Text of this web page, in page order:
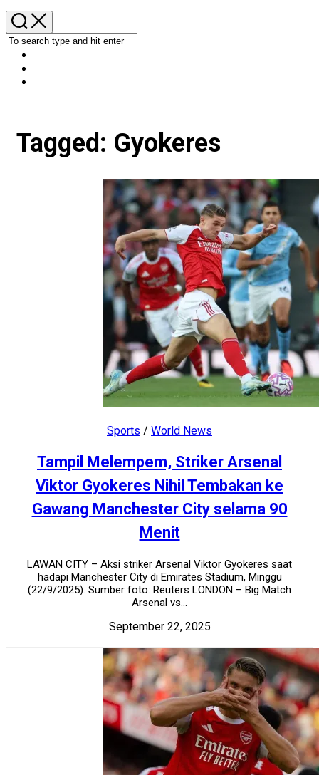
Tagged: Gyokeres
Sports / World News
Tampil Melempem, Striker Arsenal
Viktor Gyokeres Nihil Tembakan ke
Gawang Manchester City selama 90
Menit
LAWAN CITY – Aksi striker Arsenal Viktor Gyokeres saat
hadapi Manchester City di Emirates Stadium, Minggu
(22/9/2025). Sumber foto: Reuters LONDON – Big Match
Arsenal vs...
September 22, 2025